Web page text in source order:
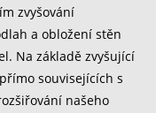
zvyšování
a obložení stěn
Na základě zvyšující
souvisejících s
našeho